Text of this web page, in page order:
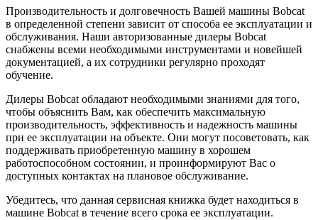
Производительность и долговечность Вашей машины Bobcat
в определенной степени зависит от способа ее эксплуатации и
обслуживания. Наши авторизованные дилеры Bobcat
снабжены всеми необходимыми инструментами и новейшей
документацией, а их сотрудники регулярно проходят
обучение.
Дилеры Bobcat обладают необходимыми знаниями для того,
чтобы объяснить Вам, как обеспечить максимальную
производительность, эффективность и надежность машины
при ее эксплуатации на объекте. Они могут посоветовать, как
поддерживать приобретенную машину в хорошем
работоспособном состоянии, и проинформируют Вас о
доступных контактах на плановое обслуживание.
Убедитесь, что данная сервисная книжка будет находиться в
машине Bobcat в течение всего срока ее эксплуатации.